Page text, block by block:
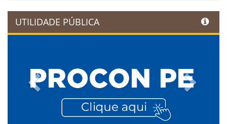
UTILIDADE PÚBLICA
Previous